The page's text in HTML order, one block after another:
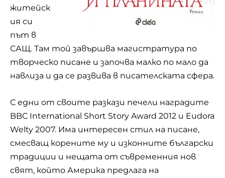
житейск
ия си
път в
САЩ. Там той завършва магистратура по
творческо писане и започва малко по мало да
навлиза и да се развива в писателската сфера.
С едни от своите разкази печели наградите
BBC International Short Story Award 2012 и Eudora
Welty 2007. Има интересен стил на писане,
смесващ корените му и изконните български
традиции и нещата от съвременния нов
свят, който Америка предлага на